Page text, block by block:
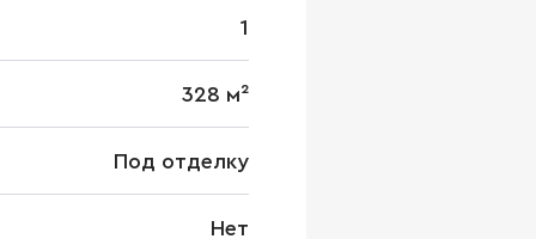
1
328 м²
Под отделку
Нет